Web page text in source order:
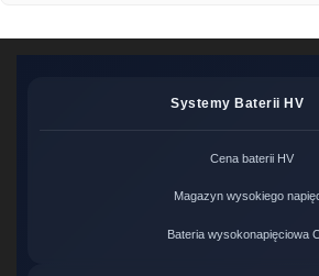
Systemy Baterii HV
Cena baterii HV
Magazyn wysokiego
Bateria wysokonapięciowa